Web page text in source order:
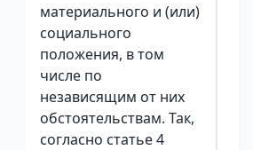
материального и (или)
социального
положения, в том
числе по
независящим от них
обстоятельствам. Так,
согласно статье 4